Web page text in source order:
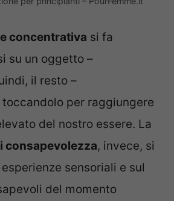
concentrativa si fa
su un oggetto –
il resto –
per raggiungere
del nostro essere. La
consapevolezza, invece, si
sensoriali e sul
del momento